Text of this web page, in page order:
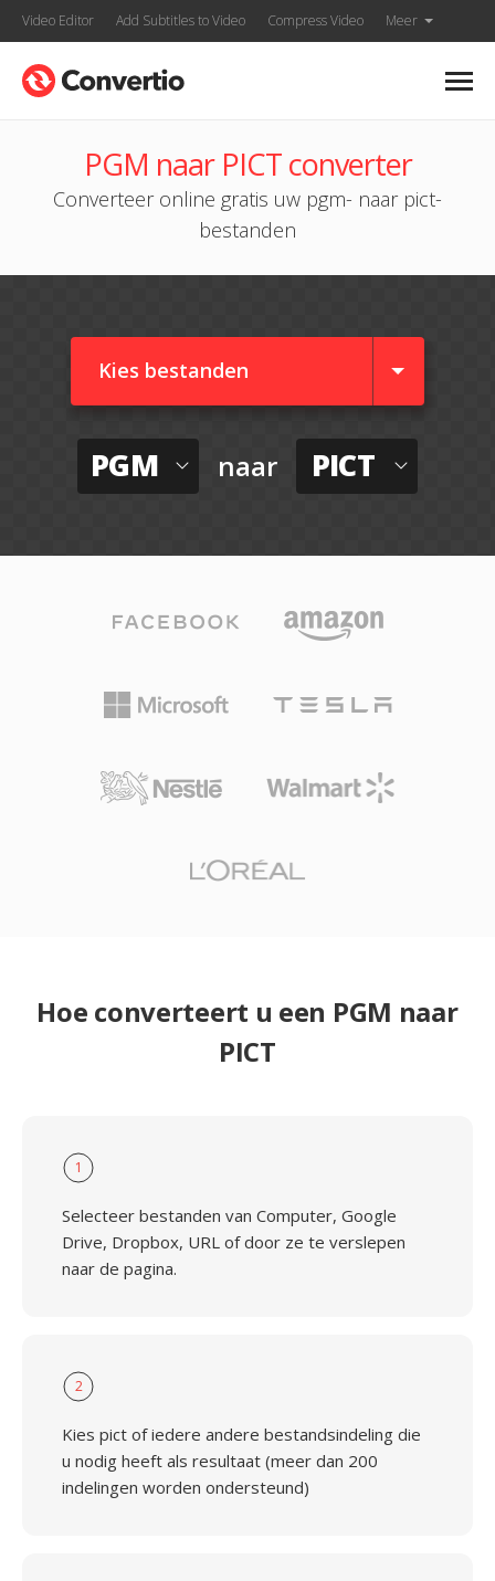
Video Editor Add Subtitles to Video Compress Video Meer
PGM naar PICT converter
Converteer online gratis uw pgm- naar pict-
bestanden
Kies bestanden
PGM naar PICT
Hoe converteert u een PGM naar
PICT
1
Selecteer bestanden van Computer, Google
Drive, Dropbox, URL of door ze te verslepen
naar de pagina.
2
Kies pict of iedere andere bestandsindeling die
u nodig heeft als resultaat (meer dan 200
indelingen worden ondersteund)